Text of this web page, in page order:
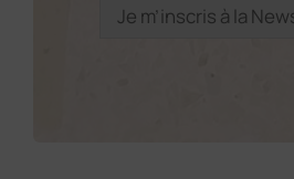
*
l
Je m’inscris à la